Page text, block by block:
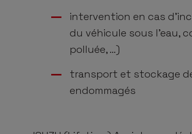
intervention en cas
du véhicule sous l’eau,
polluée, …)
transport et stockage
endommagés